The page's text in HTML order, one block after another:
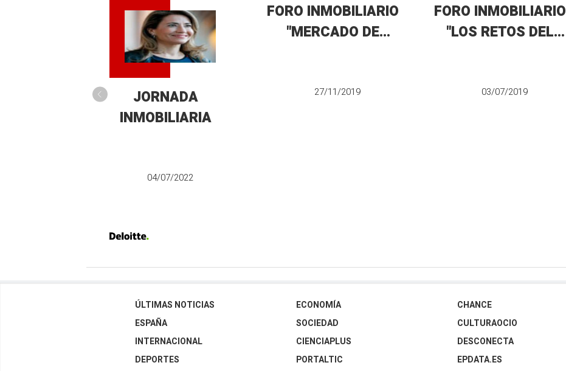
JORNADA
INMOBILIARIA
04/07/2022
FORO INMOBILIARIO
"MERCADO DE
TRABAJO"
27/11/2019
FORO INMOBILIARIO
"LOS RETOS DEL
03/07/2019
ÚLTIMAS NOTICIAS
ESPAÑA
INTERNACIONAL
DEPORTES
ECONOMÍA
SOCIEDAD
CIENCIAPLUS
PORTALTIC
CHANCE
CULTURAOCIO
DESCONECTA
EPDATA.ES